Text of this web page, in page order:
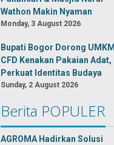
Wathon Makin Nyaman
Monday, 3 August 2026
Bupati Bogor Dorong UMKM
CFD Kenakan Pakaian Adat,
Perkuat Identitas Budaya
Sunday, 2 August 2026
Berita POPULER
AGROMA Hadirkan Solusi